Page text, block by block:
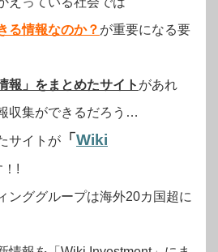
る情報なのか？ が重要になる要
報」をまとめたサイト があれ
収集ができるだろう…
サイトが 「 Wiki
！!
ンググループは海外20カ国超に